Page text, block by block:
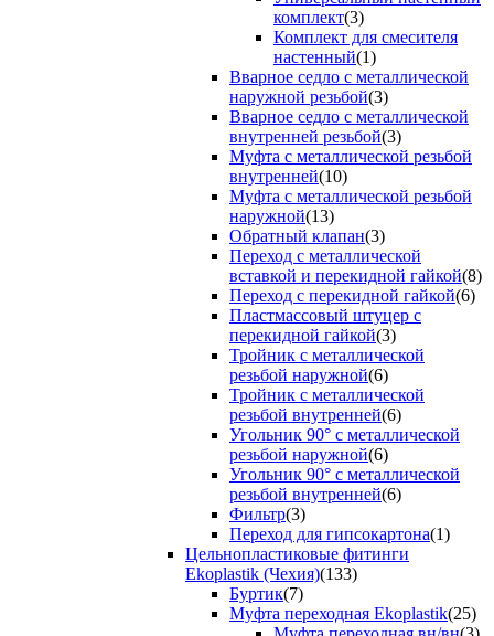
комплект(3)
Комплект для смесителя
настенный(1)
Вварное седло с металлической
наружной резьбой(3)
Вварное седло с металлической
внутренней резьбой(3)
Муфта с металлической резьбой
внутренней(10)
Муфта с металлической резьбой
наружной(13)
Обратный клапан(3)
Переход с металлической
вставкой и перекидной гайкой(8)
Переход с перекидной гайкой(6)
Пластмассовый штуцер с
перекидной гайкой(3)
Тройник с металлической
резьбой наружной(6)
Тройник с металлической
резьбой внутренней(6)
Угольник 90° с металлической
резьбой наружной(6)
Угольник 90° с металлической
резьбой внутренней(6)
Фильтр(3)
Переход для гипсокартона(1)
Цельнопластиковые фитинги
Ekoplastik (Чехия)(133)
Буртик(7)
Муфта переходная Ekoplastik(25)